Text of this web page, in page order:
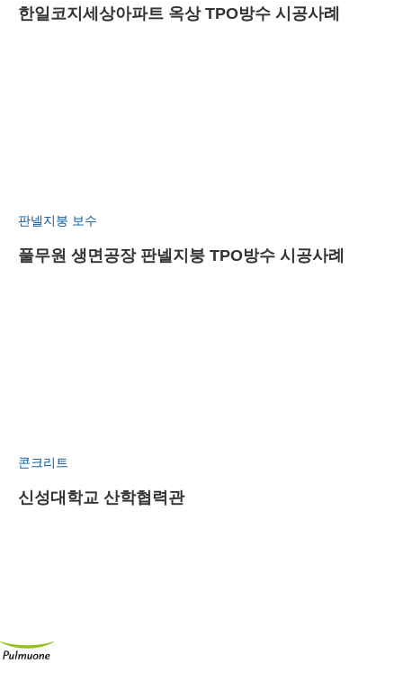
한일코지세상아파트 옥상 TPO방수 시공사례
판넬지붕 보수
풀무원 생면공장 판넬지붕 TPO방수 시공사례
콘크리트
신성대학교 산학협력관